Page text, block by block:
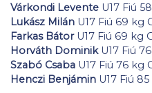
Várkondi Levente U17 Fiú
Lukász Milán U17 Fiú 69 kg
Farkas BátorU17 Fiú 69 kg
Horváth DominikU17 Fiú
Szabó Csaba U17 Fiú 76 kg
Henczi Benjámin U17 Fiú